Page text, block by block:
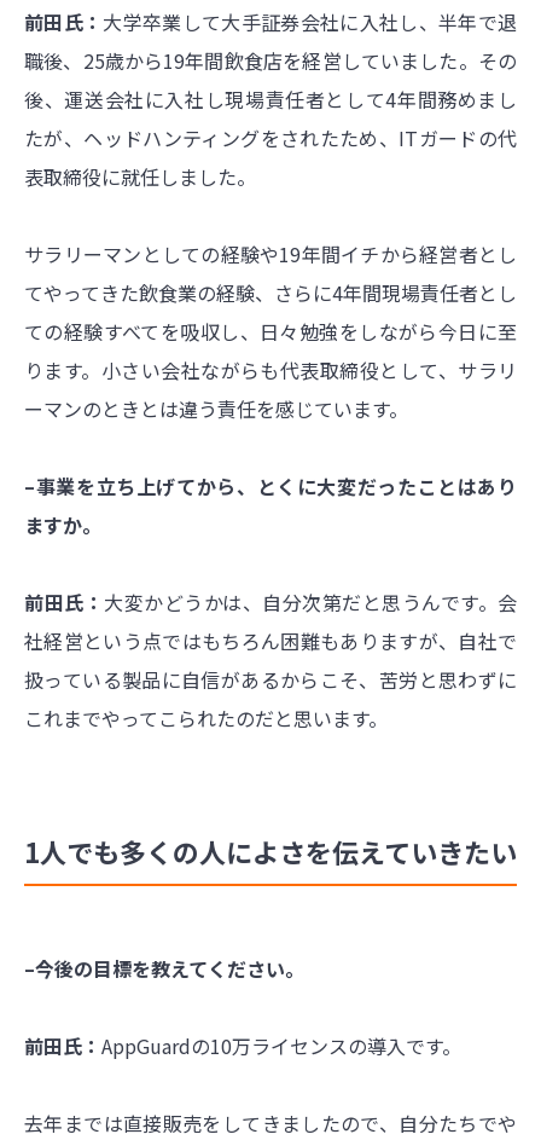
前田氏： 大学卒業して大手証券会社に入社し、半年で退
職後、25歳から19年間飲食店を経営していました。その
後、運送会社に入社し現場責任者として4年間務めまし
たが、ヘッドハンティングをされたため、ITガードの代
表取締役に就任しました。
サラリーマンとしての経験や19年間イチから経営者とし
てやってきた飲食業の経験、さらに4年間現場責任者とし
ての経験すべてを吸収し、日々勉強をしながら今日に至
ります。小さい会社ながらも代表取締役として、サラリ
ーマンのときとは違う責任を感じています。
–事業を立ち上げてから、とくに大変だったことはあり
ますか。
前田氏： 大変かどうかは、自分次第だと思うんです。会
社経営という点ではもちろん困難もありますが、自社で
扱っている製品に自信があるからこそ、苦労と思わずに
これまでやってこられたのだと思います。
1人でも多くの人によさを伝えていきたい
–今後の目標を教えてください。
前田氏： AppGuardの10万ライセンスの導入です。
去年までは直接販売をしてきましたので、自分たちでや